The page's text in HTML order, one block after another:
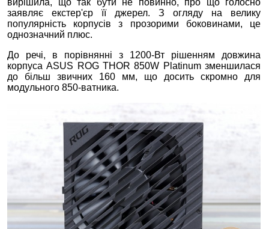
вирішила, що так бути не повинно, про що голосно
заявляє екстер'єр її джерел. З огляду на велику
популярність корпусів з прозорими боковинами, це
однозначний плюс.
До речі, в порівнянні з 1200-Вт рішенням довжина
корпуса ASUS ROG THOR 850W Platinum зменшилася
до більш звичних 160 мм, що досить скромно для
модульного 850-ватника.